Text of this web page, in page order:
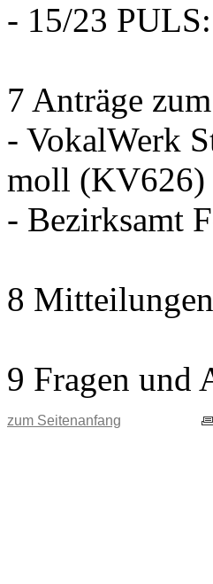
- 15/23
7 Anträge
- VokalWerk
moll (KV626)
- Bezirksamt
8
9 Fragen und
zum Seitenanfang